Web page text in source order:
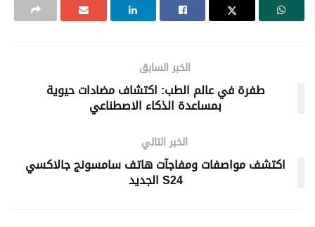
الخبر السابق
طفرة في عالم الطب: اكتشاف مضادات حيوية
بمساعدة الذكاء الاصطناعي
الخبر التالي
اكتشف مواصفات ومفاجآت هاتف سامسونج جالاكسي
S24 الجديد